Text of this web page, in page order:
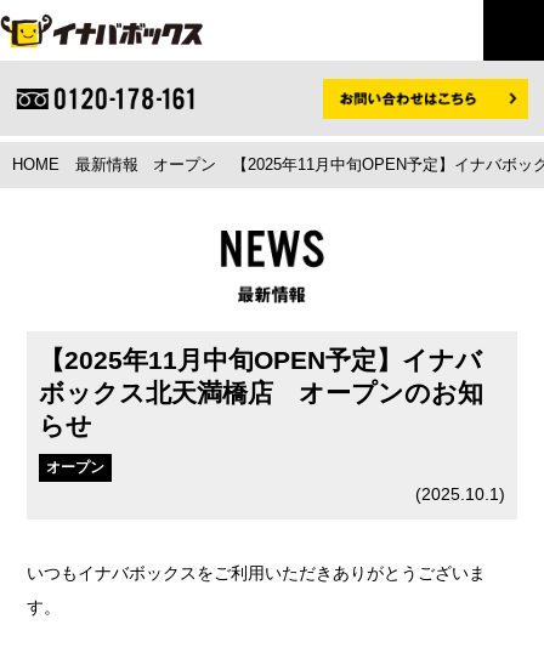
HOME 最新情報 オープン 【2025年11月中旬OPEN予定】イナバボ
【2025年11月中旬OPEN予定】イナバ
ボックス北天満橋店 オープンのお知
らせ
オープン
(2025.10.1)
いつもイナバボックスをご利用いただきありがとうございま
す。